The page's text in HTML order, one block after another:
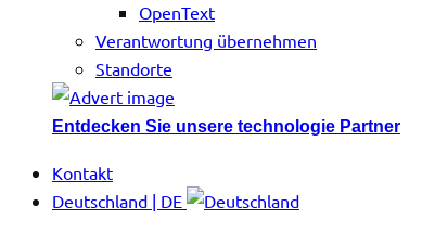
OpenText
Verantwortung übernehmen
Standorte
Entdecken Sie unsere technologie Partner
Kontakt
Deutschland | DE